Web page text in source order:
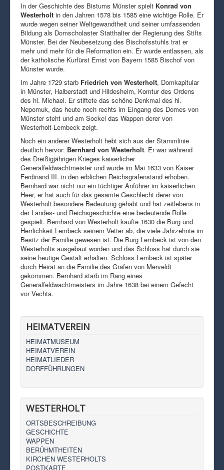
In der Geschichte des Bistums Münster spielt Konrad von
Westerholt in den Jahren 1578 bis 1585 eine wichtige Rolle. Er
wurde wegen seiner Weltgewandtheit und seiner umfassenden
Bildung als Domscholaster Statthalter der Regierung des Stifts
Münster. Bei der Neubesetzung des Bischofsstuhls trat er
mehr und mehr für die Reformation ein. Er wurde entlassen, als
der katholische Kurfürst Ernst von Bayern 1585 Bischof von
Münster wurde.
Im Jahre 1729 starb Friedrich von Westerholt, Domkapitular
in Münster, Halberstadt und Hildesheim, Komtur des Ordens
des hl. Michael. Er stiftete das schöne Denkmal des hl.
Nepomuk, das heute noch rechts im Eingang des Domes von
Münster steht und am Sockel das Wappen derer von
Westerholt-Lembeck zeigt.
Noch ein anderer Westerholt hebt sich aus der Stammlinie
deutlich hervor: Bernhard von Westerholt. Er war während
des Dreißigjährigen Krieges kaiserlicher
Generalfeldwachtmeister und wurde im Mai 1633 von Kaiser
Ferdinand III. in den erblichen Reichsgrafenstand erhoben.
Bernhard war nicht nur ein tüchtiger Anführer im kaiserlichen
Heer, er hat auch für das gesamte Geschlecht derer von
Westerholt besondere Bedeutung gehabt und hat zeitlebens in
der Landes- und Reichsgeschichte eine bedeutende Rolle
gespielt. Bernhard von Westerholt kaufte 1630 die Burg und
Herrlichkeit Lembeck seinem Vetter ab, die viele Jahrzehnte im
Besitz der Familie gewesen ist. Die Burg Lembeck ist von den
Westerholts ausgebaut worden und das Schloss hat durch sie
seine heutige Gestalt erhalten. Schloss Lembeck ist später
durch Heirat an die Familie des Grafen von Merveldt
gekommen. Bernhard starb im Rang eines
Generalfeldwachtmeisters im Jahre 1638 bei einem Gefecht
vor Vechta.
HEIMATVEREIN
HEIMATMUSEUM
HEIMATVEREIN
HEIMATLIEDER
DORFFÜHRUNGEN
WESTERHOLT
ORTSBESCHREIBUNG
GESCHICHTE
WAPPEN
BERÜHMTHEITEN
KIRCHEN WESTERHOLTS
POSTKARTE